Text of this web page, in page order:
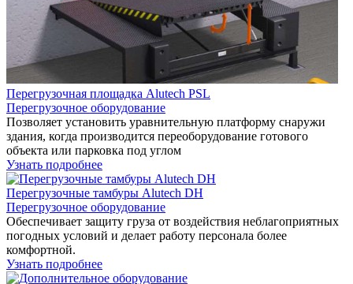
Перегрузочная площадка Alutech PSL
Перегрузочное оборудование
Позволяет установить уравнительную платформу снаружи
здания, когда производится переоборудование готового
объекта или парковка под углом
Узнать подробнее
Перегрузочные тамбуры Alutech DH
Перегрузочное оборудование
Обеспечивает защиту груза от воздействия неблагоприятных
погодных условий и делает работу персонала более
комфортной.
Узнать подробнее